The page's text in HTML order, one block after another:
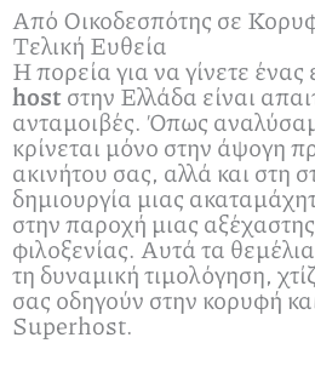
Από Οικοδεσπότης σε
Τελική Ευθεία
Η πορεία για να γίνετε ένας
hostστην Ελλάδα είναι
ανταμοιβές. Όπως
κρίνεται μόνο στην άψογη
ακινήτου σας, αλλά και στη
δημιουργία μιας
στην παροχή μιας
φιλοξενίας. Αυτά τα
τη δυναμική τιμολόγηση,
σας οδηγούν στην κορυφή
Superhost.